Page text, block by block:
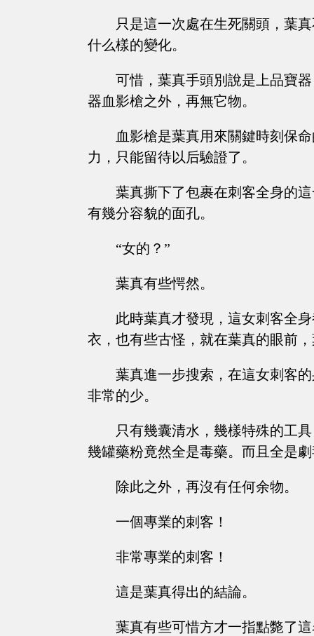
只是這一次處在生死關頭，葉
什么樣的變化。
可惜，葉真手頭別說是上品寶
器血影槍之外，再無它物。
血影槍是葉真用來關鍵時刻保
力，只能留待以后驗證了。
葉真撕下了包裹在刺客全身的
有幾分容貌的面孔。
“女的？”
葉真有些愕然。
此時葉真才發現，這女刺客全
衣，也有些古怪，就在葉真的眼前
葉真進一步搜索，在這女刺客
非常的少。
只有幾囊清水，幾樣特殊的工
幾罐藥粉竟然全是毒藥。而且全是
除此之外，再沒有任何余物。
一個專業的刺客！
非常專業的刺客！
這是葉真得出的結論。
葉真有些可惜方才一指點斃了